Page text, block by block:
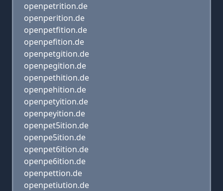
openpetrition.de
openperition.de
openpetfition.de
openpefition.de
openpetgition.de
openpegition.de
openpethition.de
openpehition.de
openpetyition.de
openpeyition.de
openpet5ition.de
openpe5ition.de
openpet6ition.de
openpe6ition.de
openpettion.de
openpetiution.de